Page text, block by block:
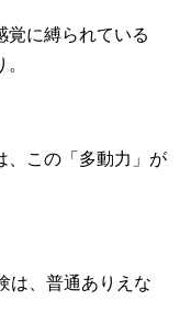
覚に縛られている
、この「多動力」が
は、普通ありえな